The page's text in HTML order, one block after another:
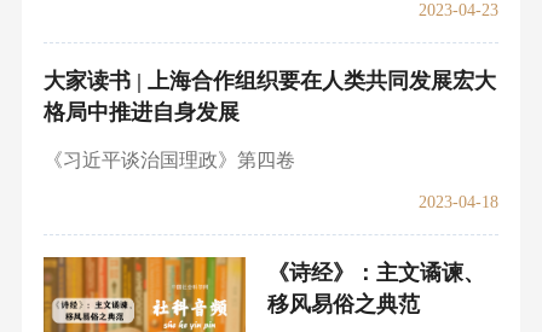
2023-04-23
大家读书 | 上海合作组织要在人类共同发展宏大
格局中推进自身发展
《习近平谈治国理政》第四卷
2023-04-18
《诗经》：主文谲谏、
移风易俗之典范